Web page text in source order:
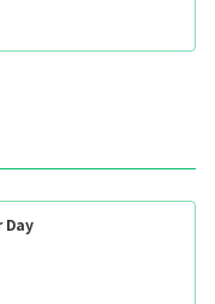
Day